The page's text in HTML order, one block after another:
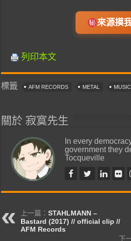
來源摸
列印本文
標籤 AFM RECORDS METAL MUSIC
關於 寂寞先生
In every
government they
Tocqueville
上一篇：STAHLMANN –
Bastard (2017) // official clip //
AFM Records
下